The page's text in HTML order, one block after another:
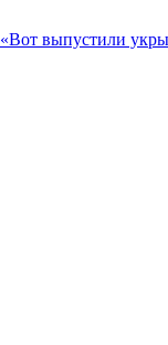
«Вот выпустили